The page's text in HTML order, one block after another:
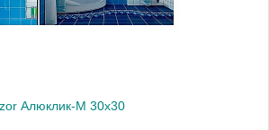
Алюклик-М 30x30